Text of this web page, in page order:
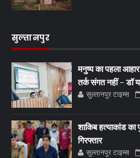
सुल्तानपुर
मनुष्य का पहला आहार
तर्क संगत नहीं - डॉ
सुल्तानपुर टाइम्स
शाकिब हत्याकांड
गिरफ्तार
सुल्तानपुर टाइम्स